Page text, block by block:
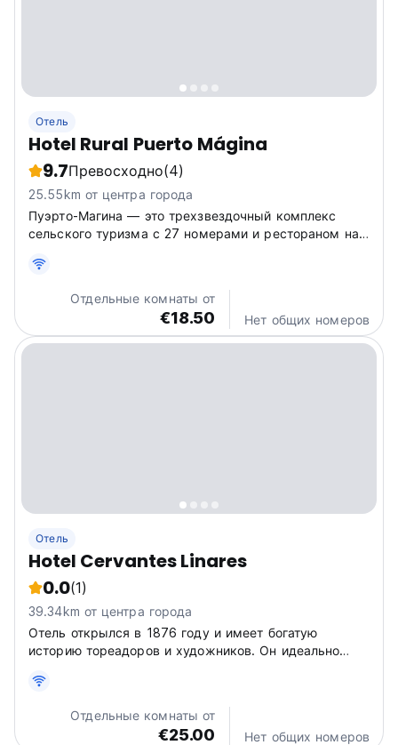
Отель
Hotel Rural Puerto Mágina
9.7Превосходно(4)
25.55km от центра города
Пуэрто-Магина — это трехзвездочный комплекс
сельского туризма с 27 номерами и рестораном на
Отдельные комнаты от
€18.50 Нет общих номеров
Отель
Hotel Cervantes Linares
0.0(1)
39.34km от центра города
Отель открылся в 1876 году и имеет богатую
историю тореадоров и художников. Он идеально
представительных мест, как арена для корриды,
театр Сервантеса или набережная Линарехос.
Отдельные комнаты от
€25.00 Нет общих номеров